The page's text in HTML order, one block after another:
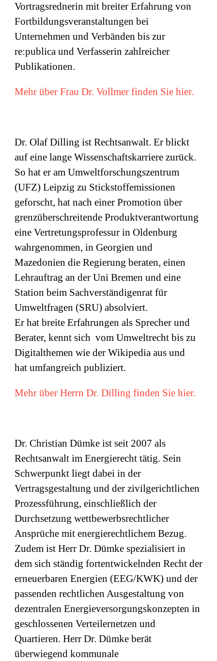
Vortragsrednerin mit breiter Erfahrung von
Fortbildungsveranstaltungen bei
Unternehmen und Verbänden bis zur
re:publica und Verfasserin zahlreicher
Publikationen.
Mehr über Frau Dr. Vollmer finden Sie hier.
Dr. Olaf Dilling ist Rechtsanwalt. Er blickt
auf eine lange Wissenschaftskarriere zurück.
So hat er am Umweltforschungszentrum
(UFZ) Leipzig zu Stickstoffemissionen
geforscht, hat nach einer Promotion über
grenzüberschreitende Produktverantwortung
eine Vertretungsprofessur in Oldenburg
wahrgenommen, in Georgien und
Mazedonien die Regierung beraten, einen
Lehrauftrag an der Uni Bremen und eine
Station beim Sachverständigenrat für
Umweltfragen (SRU) absolviert.
Er hat breite Erfahrungen als Sprecher und
Berater, kennt sich vom Umweltrecht bis zu
Digitalthemen wie der Wikipedia aus und
hat umfangreich publiziert.
Mehr über Herrn Dr. Dilling finden Sie hier.
Dr. Christian Dümke ist seit 2007 als
Rechtsanwalt im Energierecht tätig. Sein
Schwerpunkt liegt dabei in der
Vertragsgestaltung und der zivilgerichtlichen
Prozessführung, einschließlich der
Durchsetzung wettbewerbsrechtlicher
Ansprüche mit energierechtlichem Bezug.
Zudem ist Herr Dr. Dümke spezialisiert in
dem sich ständig fortentwickelnden Recht der
erneuerbaren Energien (EEG/KWK) und der
passenden rechtlichen Ausgestaltung von
dezentralen Energieversorgungskonzepten in
geschlossenen Verteilernetzen und
Quartieren. Herr Dr. Dümke berät
überwiegend kommunale